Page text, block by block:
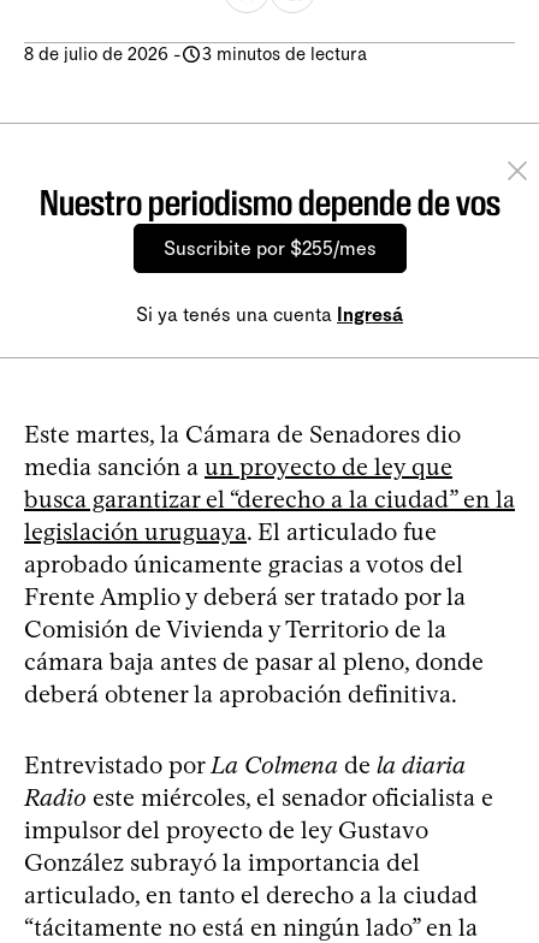
8 de julio de 2026 - 3 minutos de lectura
Nuestro periodismo depende de vos
Suscribite por $255/mes
Si ya tenés una cuenta Ingresá
Este martes, la Cámara de Senadores dio
media sanción a un proyecto de ley que
busca garantizar el “derecho a la ciudad” en la
legislación uruguaya. El articulado fue
aprobado únicamente gracias a votos del
Frente Amplio y deberá ser tratado por la
Comisión de Vivienda y Territorio de la
cámara baja antes de pasar al pleno, donde
deberá obtener la aprobación definitiva.
Entrevistado por La Colmena de la diaria
Radio este miércoles, el senador oficialista e
impulsor del proyecto de ley Gustavo
González subrayó la importancia del
articulado, en tanto el derecho a la ciudad
“tácitamente no está en ningún lado” en la